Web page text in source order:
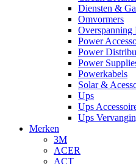
Diensten &
Omvormers
Overspanning
Power
Power
Power
Powerkabels
Solar &
Ups
Ups
Ups
Merken
3M
ACER
ACT